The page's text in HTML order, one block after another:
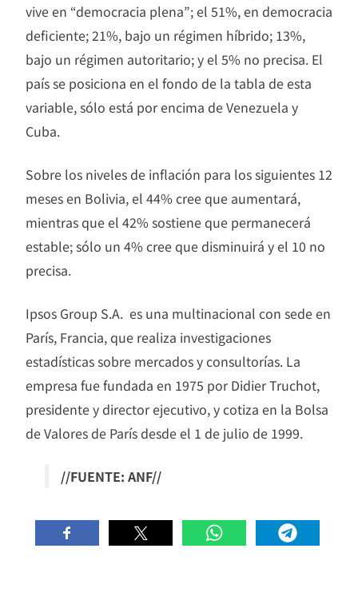
vive en “democracia plena”; el 51%, en democracia
deficiente; 21%, bajo un régimen híbrido; 13%,
bajo un régimen autoritario; y el 5% no precisa. El
país se posiciona en el fondo de la tabla de esta
variable, sólo está por encima de Venezuela y
Cuba.
Sobre los niveles de inflación para los siguientes 12
meses en Bolivia, el 44% cree que aumentará,
mientras que el 42% sostiene que permanecerá
estable; sólo un 4% cree que disminuirá y el 10 no
precisa.
Ipsos Group S.A. ​ es una multinacional con sede en
París, Francia, que realiza investigaciones
estadísticas sobre mercados y consultorías. La
empresa fue fundada en 1975 por Didier Truchot,
presidente y director ejecutivo, y cotiza en la Bolsa
de Valores de París desde el 1 de julio de 1999.
//FUENTE: ANF//